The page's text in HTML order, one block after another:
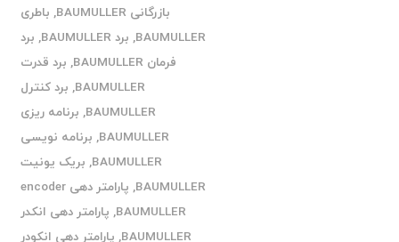
بازرگانی BAUMULLER
, باطری
BAUMULLER
, برد BAUMULLER , برد
فرمان BAUMULLER
, برد قدرت
BAUMULLER
, برد کنترل
BAUMULLER
, برنامه ریزی
BAUMULLER
, برنامه نویسی
BAUMULLER
, بریک یونیت
BAUMULLER
,
پارامتر دهی encoder
BAUMULLER
, پارامتر دهی انکدر
BAUMULLER
, پارامتر دهی انکودر